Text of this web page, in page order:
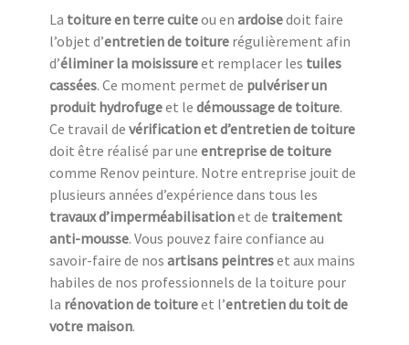
La toiture en terre cuiteou en ardoisedoit faire
l’objet d’entretien de toiture régulièrement afin
d’éliminer la moisissureet remplacer les tuiles
cassées. Ce moment permet de pulvériser un
produit hydrofugeet le démoussage de toiture.
Ce travail de vérification et d’entretien de toiture
doit être réalisé par une entreprise de toiture
comme Renov peinture. Notre entreprise jouit de
plusieurs années d’expérience dans tous les
travaux d’imperméabilisationet de traitement
anti-mousse. Vous pouvez faire confiance au
savoir-faire de nos artisans peintreset aux mains
habiles de nos professionnels de la toiture pour
la rénovation de toitureet l’entretien du toit de
votre maison.